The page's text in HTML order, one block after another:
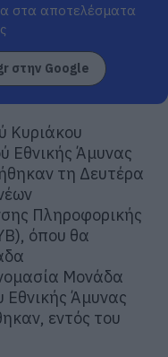
στα αποτελέσματα
στην Google
Κυριάκου
Εθνικής Άμυνας
τη Δευτέρα
Πληροφορικής
όπου θα
Μονάδα
Εθνικής Άμυνας
εντός του